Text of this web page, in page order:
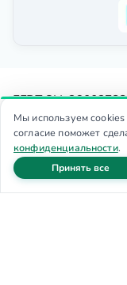
Главная
ЕГРПОУ: 36002788
Юридический
Сімферопольська,
Фактический
Тел.:(050) 390-79-
Мы используем
согласие поможет
конфиденциальности.
Принять все